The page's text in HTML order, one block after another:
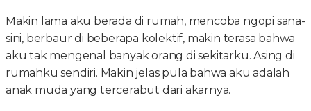
Makin lama aku berada di rumah, mencoba ngopi sana-
sini, berbaur di beberapa kolektif, makin terasa bahwa
aku tak mengenal banyak orang di sekitarku. Asing di
rumahku sendiri. Makin jelas pula bahwa aku adalah
anak muda yang tercerabut dari akarnya.